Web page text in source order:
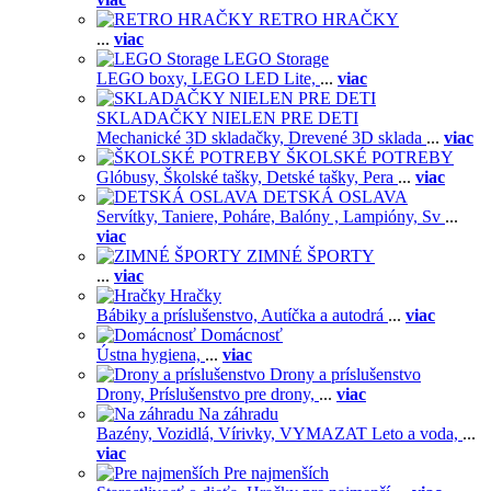
RETRO HRAČKY
... viac
LEGO Storage
LEGO boxy, LEGO LED Lite, ... viac
SKLADAČKY NIELEN PRE DETI
Mechanické 3D skladačky, Drevené 3D sklada ... viac
ŠKOLSKÉ POTREBY
Glóbusy, Školské tašky, Detské tašky, Pera ... viac
DETSKÁ OSLAVA
Servítky, Taniere, Poháre, Balóny , Lampióny, Sv ...
viac
ZIMNÉ ŠPORTY
... viac
Hračky
Bábiky a príslušenstvo, Autíčka a autodrá ... viac
Domácnosť
Ústna hygiena, ... viac
Drony a príslušenstvo
Drony, Príslušenstvo pre drony, ... viac
Na záhradu
Bazény, Vozidlá, Vírivky, VYMAZAT Leto a voda, ...
viac
Pre najmenších